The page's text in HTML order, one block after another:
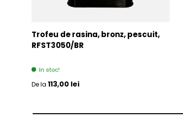
Trofeu de rasina, bronz, pescuit,
RFST3050/BR
In stoc!
Pret initial
De la 113,00 lei